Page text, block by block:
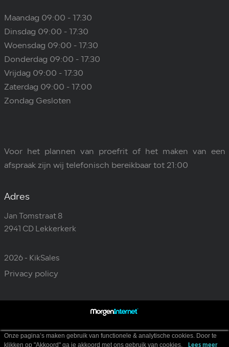
Maandag 09:00 - 17:30
Dinsdag 09:00 - 17:30
Woensdag 09:00 - 17:30
Donderdag 09:00 - 17:30
Vrijdag 09:00 - 17:30
Zaterdag 09:00 - 17:00
Zondag Gesloten
Voor het plannen van proefrit of het maken van een
afspraak zijn wij telefonisch bereikbaar tot 21:00
Adres
Jan Tomstraat 8
2941 CD Lekkerkerk
2026 - KikSales
Privacy policy
Onze pagina’s maken gebruik van functionele & analytische cookies. Door te
klikken op "Akkoord" ga je akkoord met ons gebruik van cookies.
Lees meer